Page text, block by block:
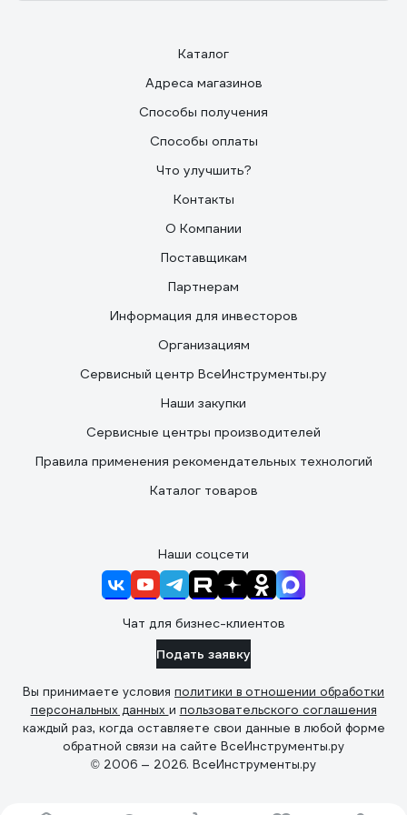
Каталог
Адреса магазинов
Способы получения
Способы оплаты
Что улучшить?
Контакты
О Компании
Поставщикам
Партнерам
Информация для инвесторов
Организациям
Сервисный центр ВсеИнструменты.ру
Наши закупки
Сервисные центры производителей
Правила применения рекомендательных технологий
Каталог товаров
Наши соцсети
Чат для бизнес-клиентов
Подать заявку
Вы принимаете условия политики в отношении обработки
персональных данных и пользовательского соглашения
каждый раз, когда оставляете свои данные в любой форме
обратной связи на сайте ВсеИнструменты.ру
© 2006 — 2026. ВсеИнструменты.ру